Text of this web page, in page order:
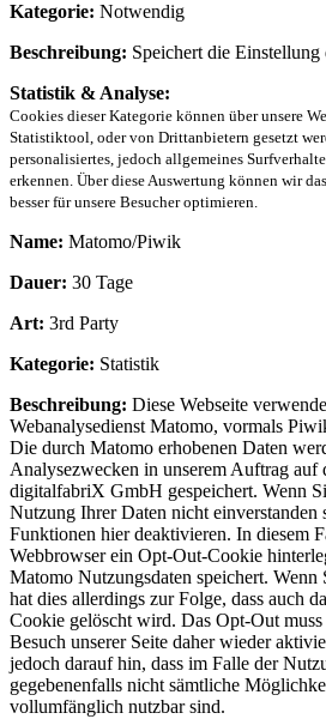
Kategorie: Notwendig
Beschreibung: Speichert die
Statistik & Analyse:
Cookies dieser Kategorie können über unsere
Statistiktool, oder von Drittanbietern gesetzt
personalisiertes, jedoch allgemeines
erkennen. Über diese Auswertung können wir
besser für unsere Besucher optimieren.
Name: Matomo/Piwik
Dauer: 30 Tage
Art: 3rd Party
Kategorie: Statistik
Beschreibung: Diese Webseite
Webanalysedienst Matomo, vormals
Die durch Matomo erhobenen Daten
Analysezwecken in unserem Auftrag auf
digitalfabriX GmbH gespeichert. Wenn
Nutzung Ihrer Daten nicht einverstanden
Funktionen hier deaktivieren. In diesem
Webbrowser ein Opt-Out-Cookie
Matomo Nutzungsdaten speichert. Wenn
hat dies allerdings zur Folge, dass auch
Cookie gelöscht wird. Das Opt-Out muss
Besuch unserer Seite daher wieder
jedoch darauf hin, dass im Falle der
gegebenenfalls nicht sämtliche
vollumfänglich nutzbar sind.